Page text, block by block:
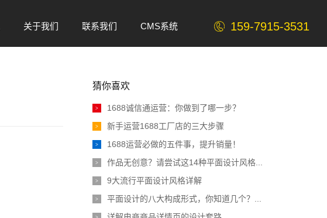
159-7915-3531
关于我们
联系我们
CMS系统
猜你喜欢
> 1688诚信通运营：你做到了哪一步？
> 新手运营1688工厂店的三大步骤
> 1688运营必做的五件事，提升销量！
> 作品无创意？请尝试这14种平面设计风格...
> 9大流行平面设计风格详解
> 平面设计的八大构成形式，你知道几个？...